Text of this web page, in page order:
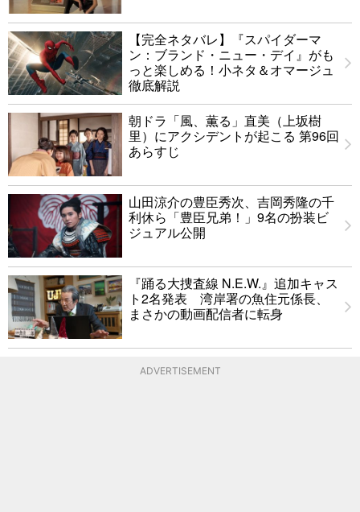
【完全ネタバレ】『スパイダーマ
ン：ブランド・ニュー・デイ』がも
っと楽しめる！小ネタ＆オマージュ
徹底解説
朝ドラ「風、薫る」直美（上坂樹
里）にアクシデントが起こる 第96回
あらすじ
山田涼介の豊臣秀次、吉岡秀隆の千
利休ら「豊臣兄弟！」9名の扮装ビ
ジュアル公開
『踊る大捜査線 N.E.W.』追加キャス
ト2名発表 湾岸署の魚住元係長、
まさかの動画配信者に転身
ADVERTISEMENT